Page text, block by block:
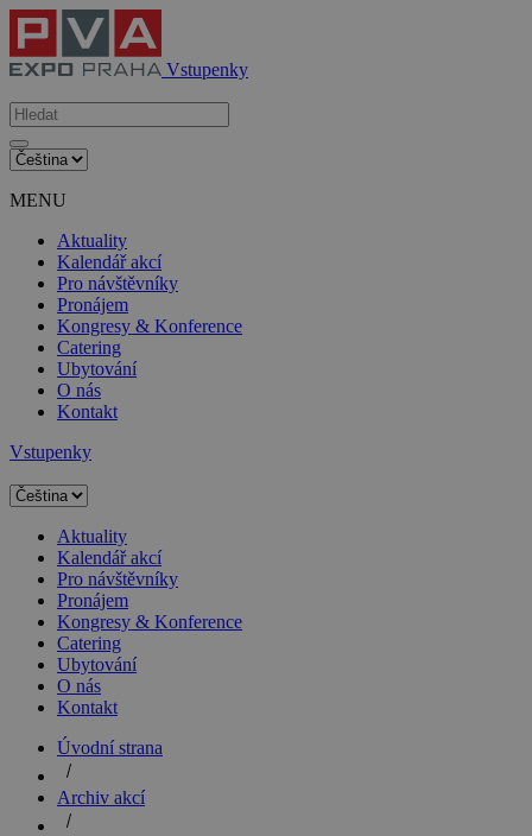
Vstupenky
MENU
Aktuality
Kalendář akcí
Pro návštěvníky
Pronájem
Kongresy & Konference
Catering
Ubytování
O nás
Kontakt
Vstupenky
Aktuality
Kalendář akcí
Pro návštěvníky
Pronájem
Kongresy & Konference
Catering
Ubytování
O nás
Kontakt
Úvodní strana
Archiv akcí